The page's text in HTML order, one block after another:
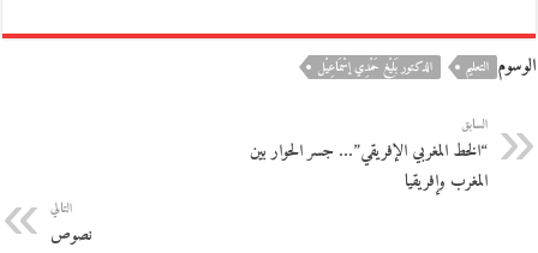
الوسوم التعليم الدكتور بَلِيْغ حَمْدِي إسْمَاعِيْل
السابق
“الخط المغربي الإفريقي”… جسر الحوار بين
المغرب وإفريقيا
التالي
نصوص